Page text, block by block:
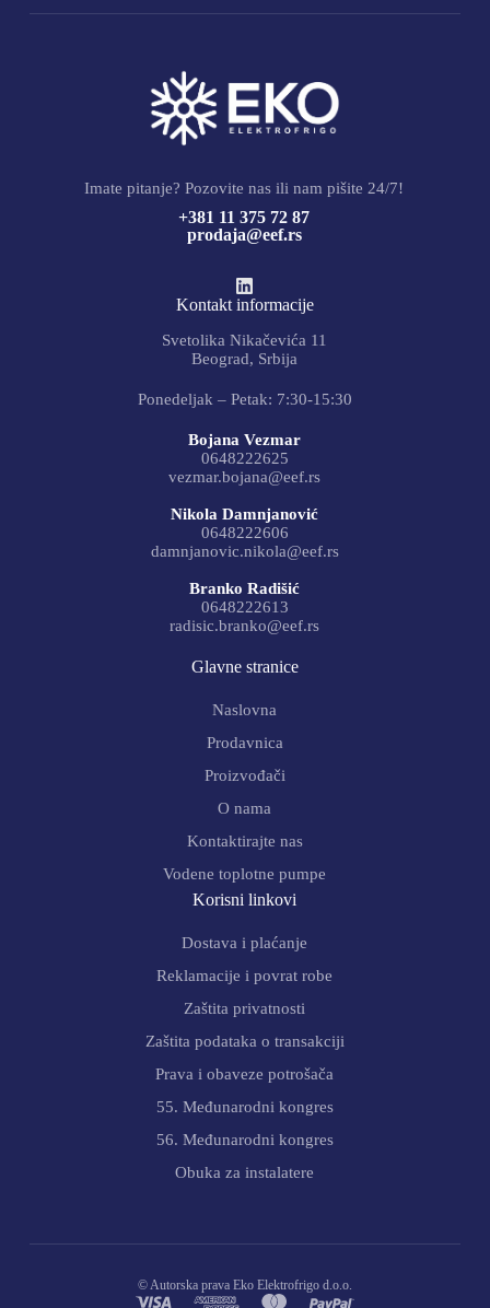
Imate pitanje? Pozovite nas ili nam pišite 24/7!
+381 11 375 72 87
prodaja@eef.rs
Kontakt informacije
Svetolika Nikačevića 11
Beograd, Srbija
Ponedeljak – Petak: 7:30-15:30
Bojana Vezmar
0648222625
vezmar.bojana@eef.rs
Nikola Damnjanović
0648222606
damnjanovic.nikola@eef.rs
Branko Radišić
0648222613
radisic.branko@eef.rs
Glavne stranice
Naslovna
Prodavnica
Proizvođači
O nama
Kontaktirajte nas
Vodene toplotne pumpe
Korisni linkovi
Dostava i plaćanje
Reklamacije i povrat robe
Zaštita privatnosti
Zaštita podataka o transakciji
Prava i obaveze potrošača
55. Međunarodni kongres
56. Međunarodni kongres
Obuka za instalatere
© Autorska prava Eko Elektrofrigo d.o.o.